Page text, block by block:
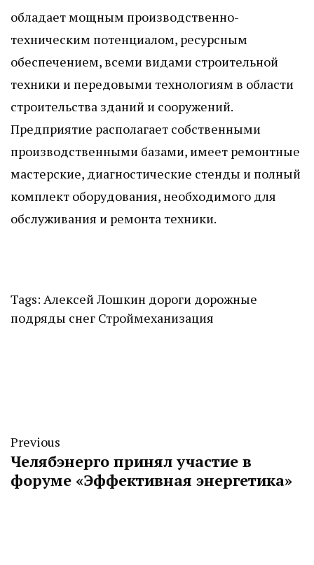
обладает мощным производственно-
техническим потенциалом, ресурсным
обеспечением, всеми видами строительной
техники и передовыми технологиям в области
строительства зданий и сооружений.
Предприятие располагает собственными
производственными базами, имеет ремонтные
мастерские, диагностические стенды и полный
комплект оборудования, необходимого для
обслуживания и ремонта техники.
Tags: Алексей Лошкин дороги дорожные
подряды снег Строймеханизация
Previous
Челябэнерго принял участие в
форуме «Эффективная энергетика»